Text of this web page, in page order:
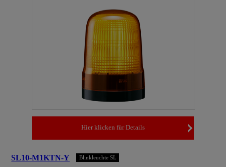
Hier klicken für Details
SL10-M1KTN-Y Blinkleuchte SL